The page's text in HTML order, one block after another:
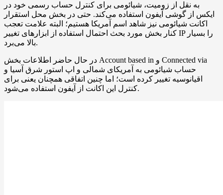
به نقل از زومیت، شیائومی برای کنترل حساب رسمی خود در
ایکس از گوشی آیفون استفاده می‌کند. حتی در بخش محل استقرار
اکانت شیائومی نیز شاهد اسم آمریکا هستیم؛ البته علامت تعجب
کنار بخش مورد بحث احتمال استفاده از ابزارهای تغییر IP را بسیار
بالا می‌برد.
در حال حاضر اطلاعات بخش Account based in و Connected via
حساب شیائومی به آمریکای شمالی و اپ استور شرق آسیا و
اقیانوسیه تغییر کرده است؛ اما چنین اتفاقی همچنان یعنی برای
کنترل این اکانت از آیفون استفاده می‌شود.